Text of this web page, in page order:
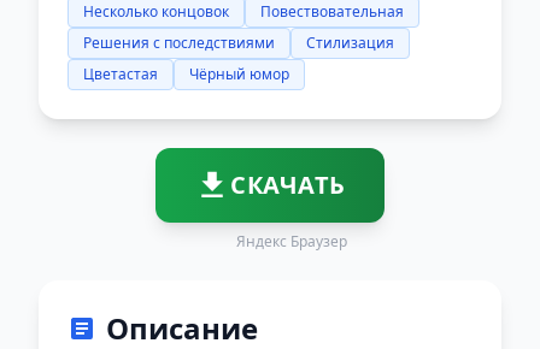
Несколько концовок
Повествовательная
Решения с последствиями
Стилизация
Цветастая
Чёрный юмор
СКАЧАТЬ
Яндекс Браузер
Описание